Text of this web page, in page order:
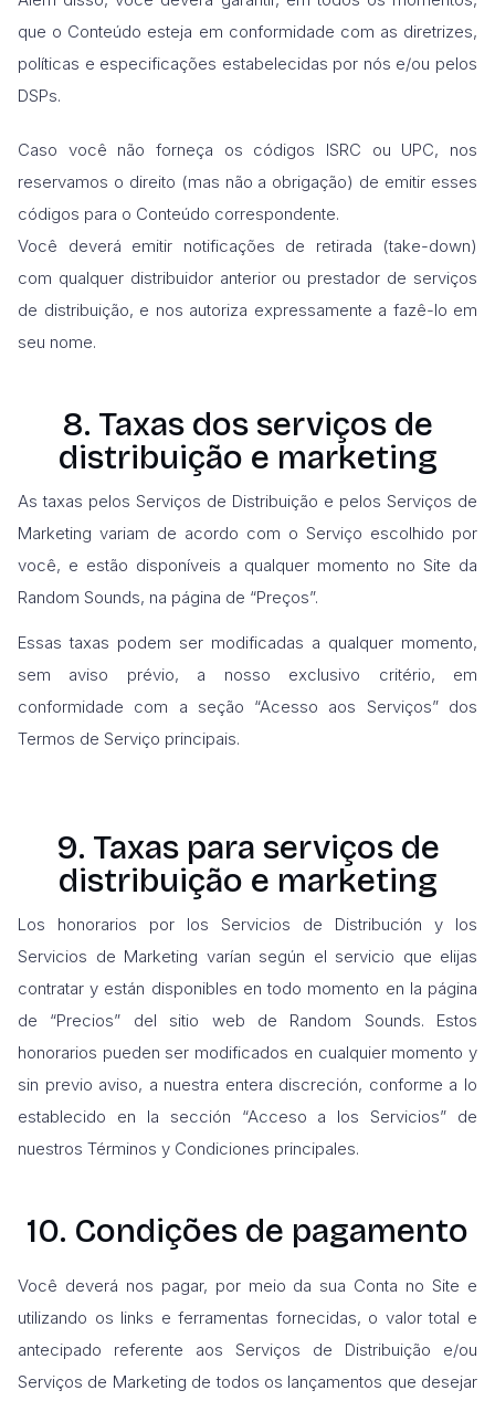
que o Conteúdo esteja em conformidade com as diretrizes,
políticas e especificações estabelecidas por nós e/ou pelos
DSPs.
Caso você não forneça os códigos ISRC ou UPC, nos
reservamos o direito (mas não a obrigação) de emitir esses
códigos para o Conteúdo correspondente.
Você deverá emitir notificações de retirada (take-down)
com qualquer distribuidor anterior ou prestador de serviços
de distribuição, e nos autoriza expressamente a fazê-lo em
seu nome.
8. Taxas dos serviços de
distribuição e marketing
As taxas pelos Serviços de Distribuição e pelos Serviços de
Marketing variam de acordo com o Serviço escolhido por
você, e estão disponíveis a qualquer momento no Site da
Random Sounds, na página de “Preços”.
Essas taxas podem ser modificadas a qualquer momento,
sem aviso prévio, a nosso exclusivo critério, em
conformidade com a seção “Acesso aos Serviços” dos
Termos de Serviço principais.
9. Taxas para serviços de
distribuição e marketing
Los honorarios por los Servicios de Distribución y los
Servicios de Marketing varían según el servicio que elijas
contratar y están disponibles en todo momento en la página
de “Precios” del sitio web de Random Sounds. Estos
honorarios pueden ser modificados en cualquier momento y
sin previo aviso, a nuestra entera discreción, conforme a lo
establecido en la sección “Acceso a los Servicios” de
nuestros Términos y Condiciones principales.
10. Condições de pagamento
Você deverá nos pagar, por meio da sua Conta no Site e
utilizando os links e ferramentas fornecidas, o valor total e
antecipado referente aos Serviços de Distribuição e/ou
Serviços de Marketing de todos os lançamentos que desejar